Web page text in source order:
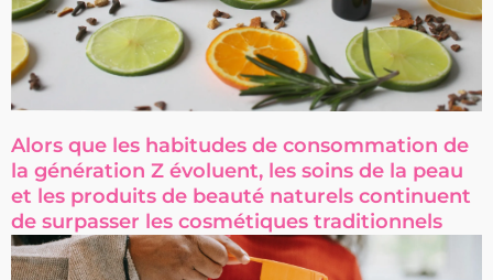
Alors que les habitudes de consommation de
la génération Z évoluent, les soins de la peau
et les produits de beauté naturels continuent
de surpasser les cosmétiques traditionnels